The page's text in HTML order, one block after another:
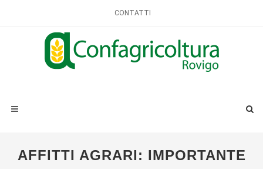
CONTATTI
AFFITTI AGRARI: IMPORTANTE